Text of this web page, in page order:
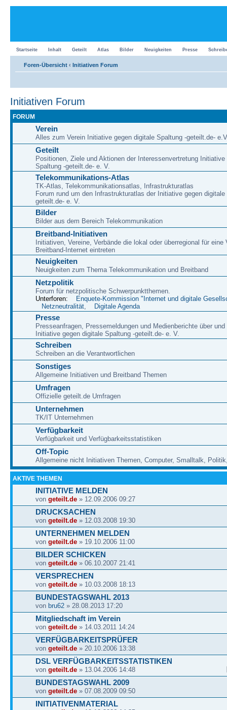
Startseite Inhalt Geteilt Atlas Bilder Neuigkeiten Presse
Foren-Übersicht ‹ Initiativen Forum
Initiativen Forum
FORUM
Verein
Alles zum Verein Initiative gegen digitale Spaltung -geteilt.de-
Geteilt
Positionen, Ziele und Aktionen der Interessenvertretung Initiative
Spaltung -geteilt.de- e. V.
Telekommunikations-Atlas
TK-Atlas, Telekommunikationsatlas, Infrastrukturatlas
Forum rund um den Infrastrukturatlas der Initiative gegen digitale
geteilt.de- e. V.
Bilder
Bilder aus dem Bereich Telekommunikation
Breitband-Initiativen
Initiativen, Vereine, Verbände die lokal oder überregional für eine
Breitband-Internet eintreten
Neuigkeiten
Neuigkeiten zum Thema Telekommunikation und Breitband
Netzpolitik
Forum für netzpolitische Schwerpunktthemen.
Unterforen:
Enquete-Kommission "Internet und digitale
Netzneutralität, Digitale Agenda
Presse
Presseanfragen, Pressemeldungen und Medienberichte über und
Initiative gegen digitale Spaltung -geteilt.de- e. V.
Schreiben
Schreiben an die Verantwortlichen
Sonstiges
Allgemeine Initiativen und Breitband Themen
Umfragen
Offizielle geteilt.de Umfragen
Unternehmen
TK/IT Unternehmen
Verfügbarkeit
Verfügbarkeit und Verfügbarkeitsstatistiken
Off-Topic
Allgemeine nicht Initiativen Themen, Computer, Smalltalk,
AKTIVE THEMEN
INITIATIVE MELDEN
von geteilt.de » 12.09.2006 09:27
DRUCKSACHEN
von geteilt.de » 12.03.2008 19:30
UNTERNEHMEN MELDEN
von geteilt.de » 19.10.2006 11:00
BILDER SCHICKEN
von geteilt.de » 06.10.2007 21:41
VERSPRECHEN
von geteilt.de » 10.03.2008 18:13
BUNDESTAGSWAHL 2013
von bru62 » 28.08.2013 17:20
Mitgliedschaft im Verein
von geteilt.de » 14.03.2011 14:24
VERFÜGBARKEITSPRÜFER
von geteilt.de » 20.10.2006 13:38
DSL VERFÜGBARKEITSSTATISTIKEN
von geteilt.de » 13.04.2006 14:48
BUNDESTAGSWAHL 2009
von geteilt.de » 07.08.2009 09:50
INITIATIVENMATERIAL